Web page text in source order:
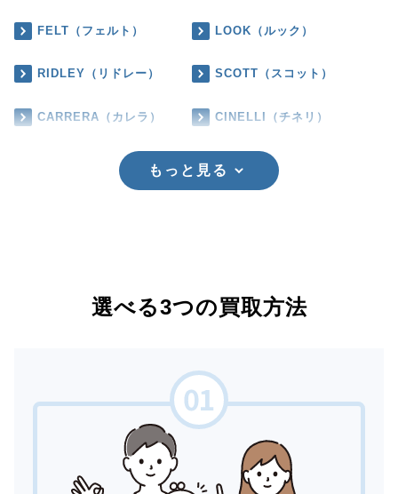
FELT（フェルト） LOOK（ルック）
RIDLEY（リドレー） SCOTT（スコット）
CARRERA（カレラ） CINELLI（チネリ）
もっと見る
選べる3つの買取方法